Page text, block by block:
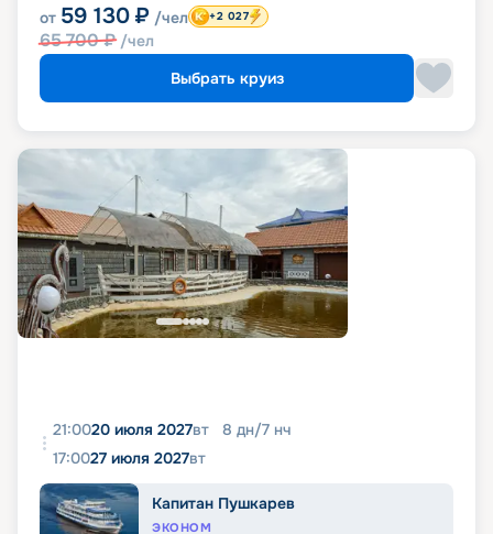
от 59 130 ₽ /чел
65 700₽ /чел
+2 027
Выбрать круиз
21:0020 июля 2027вт 8 дн/7 нч
17:0027 июля 2027вт
Капитан Пушкарев
ЭКОНОМ